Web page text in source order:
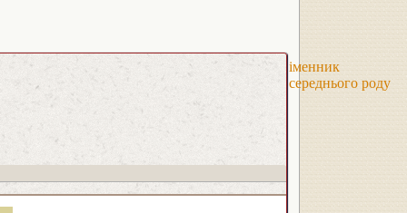
іменник
середнього роду